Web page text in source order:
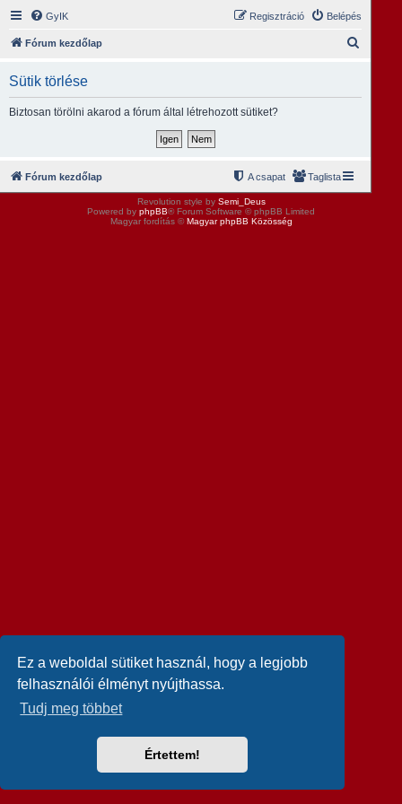
Ez a weboldal sütiket használ, hogy a legjobb
felhasználói élményt nyújthassa.
Tudj meg többet
Értettem!
GyIK Belépés
Regisztráció
Fórum kezdőlap
Sütik törlése
Biztosan törölni akarod a fórum által létrehozott sütiket?
Fórum kezdőlap Taglista
A csapat
Revolution style by Semi_Deus
Powered by phpBB® Forum Software © phpBB Limited
Magyar fordítás ©Magyar phpBB Közösség